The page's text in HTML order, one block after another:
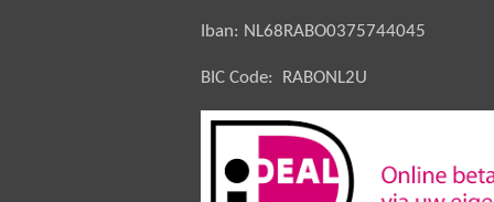
Iban: NL68RABO0375744045
BIC Code: RABONL2U